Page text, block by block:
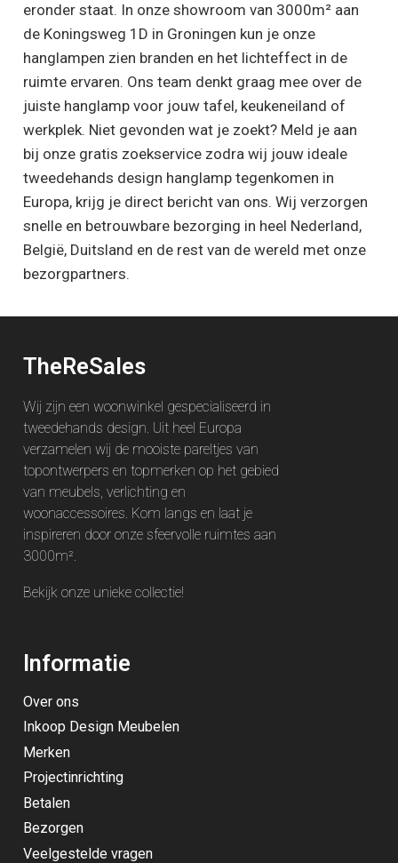
eronder staat. In onze showroom van 3000m² aan
de Koningsweg 1D in Groningen kun je onze
hanglampen zien branden en het lichteffect in de
ruimte ervaren. Ons team denkt graag mee over de
juiste hanglamp voor jouw tafel, keukeneiland of
werkplek. Niet gevonden wat je zoekt? Meld je aan
bij onze gratis zoekservice zodra wij jouw ideale
tweedehands design hanglamp tegenkomen in
Europa, krijg je direct bericht van ons. Wij verzorgen
snelle en betrouwbare bezorging in heel Nederland,
België, Duitsland en de rest van de wereld met onze
bezorgpartners.
TheReSales
Wij zijn een woonwinkel gespecialiseerd in
tweedehands design. Uit heel Europa
verzamelen wij de mooiste pareltjes van
topontwerpers en topmerken op het gebied
van meubels, verlichting en
woonaccessoires. Kom langs en laat je
inspireren door onze sfeervolle ruimtes aan
3000m².
Bekijk onze unieke collectie!
Informatie
Over ons
Inkoop Design Meubelen
Merken
Projectinrichting
Betalen
Bezorgen
Veelgestelde vragen